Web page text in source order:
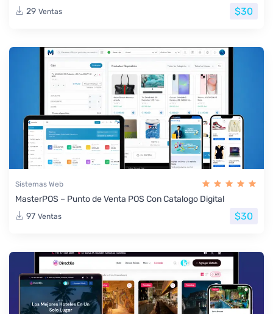
29 Ventas $30
Sistemas Web
MasterPOS – Punto de Venta POS Con Catalogo Digital
97 Ventas $30